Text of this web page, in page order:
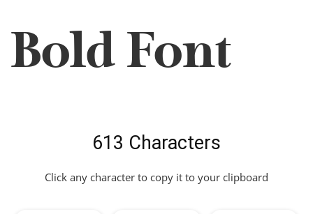
Bold Font
613 Characters
Click any character to copy it to your clipboard